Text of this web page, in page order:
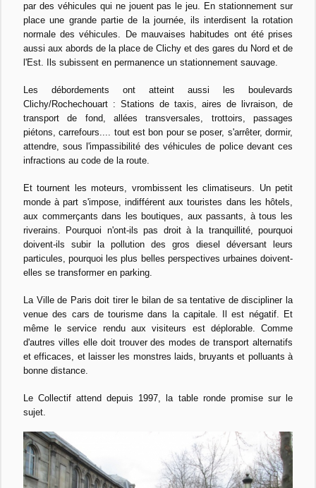
par des véhicules qui ne jouent pas le jeu. En stationnement sur
place une grande partie de la journée, ils interdisent la rotation
normale des véhicules. De mauvaises habitudes ont été prises
aussi aux abords de la place de Clichy et des gares du Nord et de
l'Est. Ils subissent en permanence un stationnement sauvage.
Les débordements ont atteint aussi les boulevards
Clichy/Rochechouart : Stations de taxis, aires de livraison, de
transport de fond, allées transversales, trottoirs, passages
piétons, carrefours.... tout est bon pour se poser, s'arrêter, dormir,
attendre, sous l'impassibilité des véhicules de police devant ces
infractions au code de la route.
Et tournent les moteurs, vrombissent les climatiseurs. Un petit
monde à part s'impose, indifférent aux touristes dans les hôtels,
aux commerçants dans les boutiques, aux passants, à tous les
riverains. Pourquoi n'ont-ils pas droit à la tranquillité, pourquoi
doivent-ils subir la pollution des gros diesel déversant leurs
particules, pourquoi les plus belles perspectives urbaines doivent-
elles se transformer en parking.
La Ville de Paris doit tirer le bilan de sa tentative de discipliner la
venue des cars de tourisme dans la capitale. Il est négatif. Et
même le service rendu aux visiteurs est déplorable. Comme
d'autres villes elle doit trouver des modes de transport alternatifs
et efficaces, et laisser les monstres laids, bruyants et polluants à
bonne distance.
Le Collectif attend depuis 1997, la table ronde promise sur le
sujet.